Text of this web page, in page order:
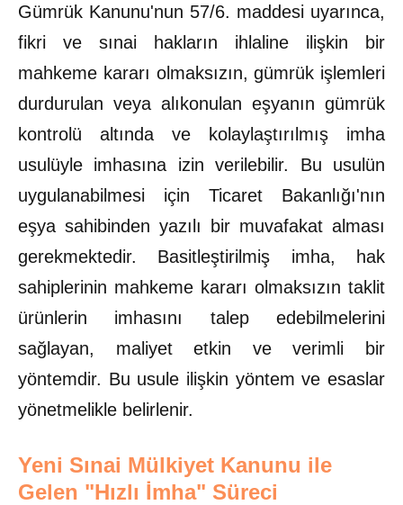
Gümrük Kanunu'nun 57/6. maddesi uyarınca,
fikri ve sınai hakların ihlaline ilişkin bir
mahkeme kararı olmaksızın, gümrük işlemleri
durdurulan veya alıkonulan eşyanın gümrük
kontrolü altında ve kolaylaştırılmış imha
usulüyle imhasına izin verilebilir. Bu usulün
uygulanabilmesi için Ticaret Bakanlığı'nın
eşya sahibinden yazılı bir muvafakat alması
gerekmektedir. Basitleştirilmiş imha, hak
sahiplerinin mahkeme kararı olmaksızın taklit
ürünlerin imhasını talep edebilmelerini
sağlayan, maliyet etkin ve verimli bir
yöntemdir. Bu usule ilişkin yöntem ve esaslar
yönetmelikle belirlenir.
Yeni Sınai Mülkiyet Kanunu ile
Gelen "Hızlı İmha" Süreci